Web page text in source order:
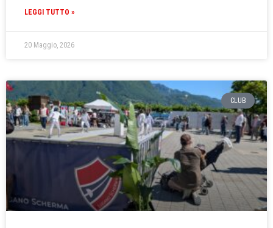
LEGGI TUTTO »
20 Maggio, 2026
CLUB